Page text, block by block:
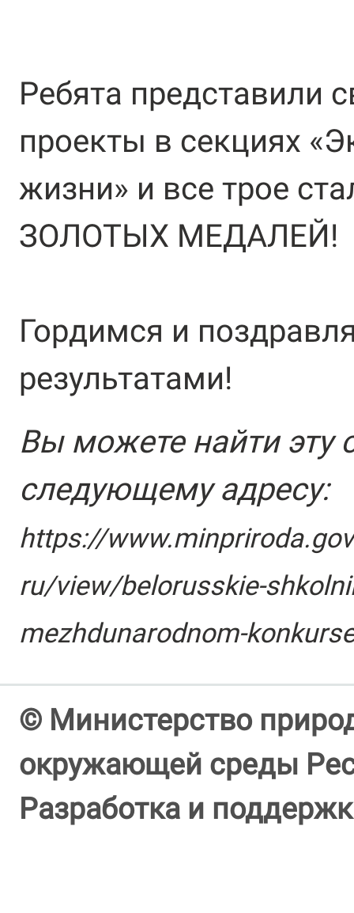
Ребята представили
проекты в секциях
жизни» и все трое
ЗОЛОТЫХ МЕДАЛЕЙ!
Гордимся и
результатами!
Вы можете найти эту
следующему адресу:
https://
ru/view/belorusskie-
mezhdunarodnom-
© Министерство
окружающей среды
Разработка и